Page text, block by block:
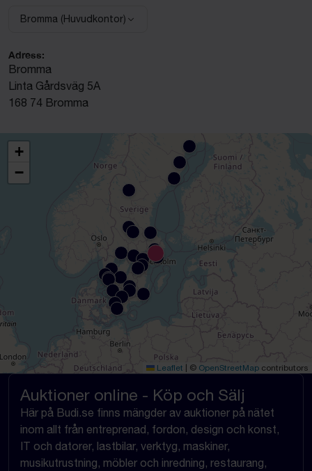
Välj anläggning:
Bromma (Huvudkontor)
Adress:
Bromma
Linta Gårdsväg 5A
168 74 Bromma
+
−
Leaflet © OpenStreetMap contributors
Auktioner online - Köp och Sälj
Här på Budi.se finns mängder av auktioner på nätet
inom allt från entreprenad, fordon, design och konst,
IT och datorer, lastbilar, verktyg, maskiner,
musikutrustning, möbler och inredning, restaurang,